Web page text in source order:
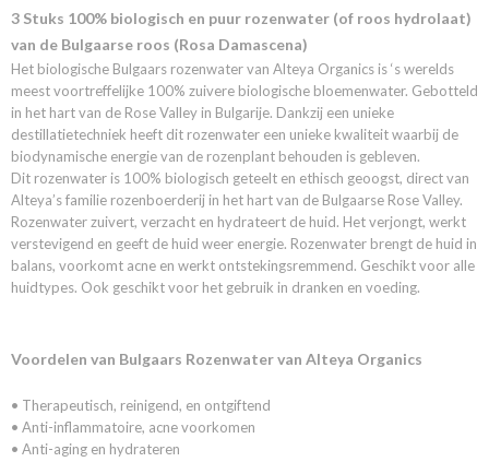
EAN code
6013836810891
3 Stuks 100% biologisch en puur rozenwater (of roos hydrolaat)
van de Bulgaarse roos (Rosa Damascena)
Het biologische Bulgaars rozenwater van Alteya Organics is ‘s werelds
meest voortreffelijke 100% zuivere biologische bloemenwater. Gebotteld
in het hart van de Rose Valley in Bulgarije. Dankzij een unieke
destillatietechniek heeft dit rozenwater een unieke kwaliteit waarbij de
biodynamische energie van de rozenplant behouden is gebleven.
Dit rozenwater is 100% biologisch geteelt en ethisch geoogst, direct van
Alteya’s familie rozenboerderij in het hart van de Bulgaarse Rose Valley.
Rozenwater zuivert, verzacht en hydrateert de huid. Het verjongt, werkt
verstevigend en geeft de huid weer energie. Rozenwater brengt de huid in
balans, voorkomt acne en werkt ontstekingsremmend. Geschikt voor alle
huidtypes. Ook geschikt voor het gebruik in dranken en voeding.
Voordelen van Bulgaars Rozenwater van Alteya Organics
• Therapeutisch, reinigend, en ontgiftend
• Anti-inflammatoire, acne voorkomen
• Anti-aging en hydrateren